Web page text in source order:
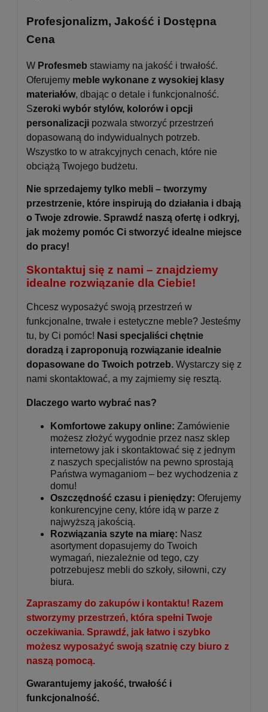
Profesjonalizm, Jakość i Dostępna
Cena
W Profesmeb stawiamy na jakość i trwałość.
Oferujemy meble wykonane z wysokiej klasy
materiałów, dbając o detale i funkcjonalność.
Szeroki wybór stylów, kolorów i opcji
personalizacji pozwala stworzyć przestrzeń
dopasowaną do indywidualnych potrzeb.
Wszystko to w atrakcyjnych cenach, które nie
obciążą Twojego budżetu.
Nie sprzedajemy tylko mebli – tworzymy
przestrzenie, które inspirują do działania i dbają
o Twoje zdrowie. Sprawdź naszą ofertę i odkryj,
jak możemy pomóc Ci stworzyć idealne miejsce
do pracy!
Skontaktuj się z nami – znajdziemy
idealne rozwiązanie dla Ciebie!
Chcesz wyposażyć swoją przestrzeń w
funkcjonalne, trwałe i estetyczne meble? Jesteśmy
tu, by Ci pomóc! Nasi specjaliści chętnie
doradzą i zaproponują rozwiązanie idealnie
dopasowane do Twoich potrzeb. Wystarczy się z
nami skontaktować, a my zajmiemy się resztą.
Dlaczego warto wybrać nas?
Komfortowe zakupy online: Zamówienie
możesz złożyć wygodnie przez nasz sklep
internetowy jak i skontaktować się z jednym
z naszych specjalistów na pewno sprostają
Państwa wymaganiom – bez wychodzenia z
domu!
Oszczędność czasu i pieniędzy: Oferujemy
konkurencyjne ceny, które idą w parze z
najwyższą jakością.
Rozwiązania szyte na miarę: Nasz
asortyment dopasujemy do Twoich
wymagań, niezależnie od tego, czy
potrzebujesz mebli do szkoły, siłowni, czy
biura.
Zapraszamy do zakupów i kontaktu! Razem
stworzymy przestrzeń, która spełni Twoje
oczekiwania. Sprawdź, jak łatwo i szybko
możesz wyposażyć swoją szatnię czy biuro z
naszą pomocą.
Gwarantujemy jakość, trwałość i
funkcjonalność.